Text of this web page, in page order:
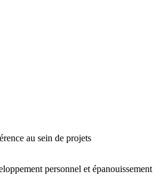
au sein de projets
personnel et épanouissement